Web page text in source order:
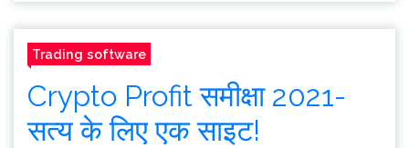
Trading software
Crypto Profit समीक्षा 2021-
सत्य के लिए एक साइट!